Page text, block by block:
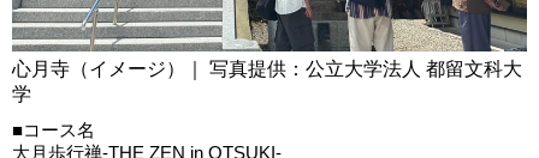
心月寺（イメージ）｜ 写真提供：公立大学法人 都留文科大
学
■コース名
大月歩行禅-THE ZEN in OTSUKI-